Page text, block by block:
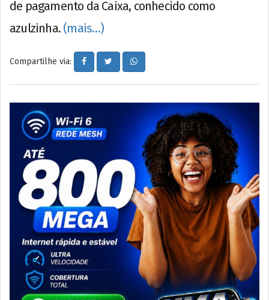
de pagamento da Caixa, conhecido como
azulzinha. (mais…)
Compartilhe via: